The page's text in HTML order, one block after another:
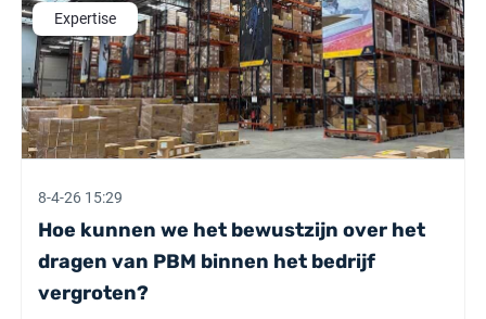
Expertise
8-4-26 15:29
Hoe kunnen we het bewustzijn over het
dragen van PBM binnen het bedrijf
vergroten?